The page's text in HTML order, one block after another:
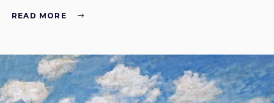
READ MORE